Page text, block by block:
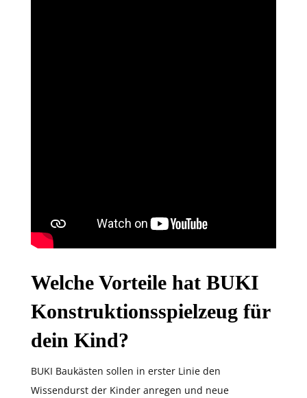
Welche Vorteile hat BUKI
Konstruktionsspielzeug für
dein Kind?
BUKI Baukästen sollen in erster Linie den
Wissendurst der Kinder anregen und neue